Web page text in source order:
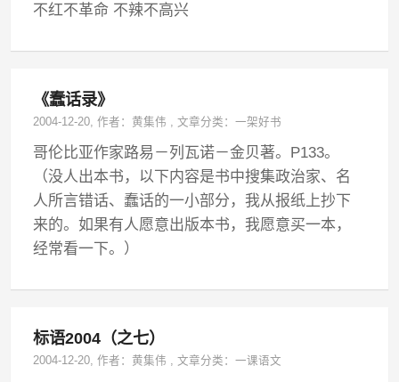
不红不革命 不辣不高兴
《蠢话录》
2004-12-20, 作者：黄集伟 ,文章分类：一架好书
哥伦比亚作家路易－列瓦诺－金贝著。P133。
（没人出本书，以下内容是书中搜集政治家、名
人所言错话、蠢话的一小部分，我从报纸上抄下
来的。如果有人愿意出版本书，我愿意买一本，
经常看一下。）
标语2004（之七）
2004-12-20, 作者：黄集伟 ,文章分类：一课语文